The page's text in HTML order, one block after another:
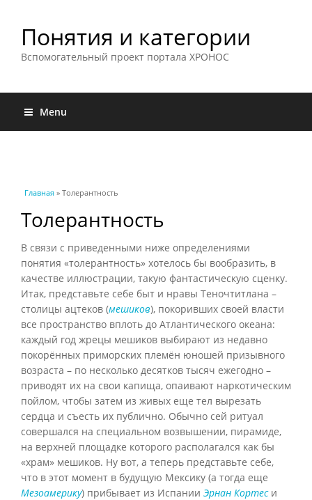
Понятия и категории
Вспомогательный проект портала ХРОНОС
Menu
Вы здесь
Главная » Толерантность
Толерантность
В связи с приведенными ниже определениями
понятия «толерантность» хотелось бы вообразить, в
качестве иллюстрации, такую фантастическую сценку.
Итак, представьте себе быт и нравы Теночтитлана –
столицы ацтеков (мешиков), покоривших своей власти
все пространство вплоть до Атлантического океана:
каждый год жрецы мешиков выбирают из недавно
покорённых приморских племён юношей призывного
возраста – по несколько десятков тысяч ежегодно –
приводят их на свои капища, опаивают наркотическим
пойлом, чтобы затем из живых еще тел вырезать
сердца и съесть их публично. Обычно сей ритуал
совершался на специальном возвышении, пирамиде,
на верхней площадке которого располагался как бы
«храм» мешиков. Ну вот, а теперь представьте себе,
что в этот момент в будущую Мексику (а тогда еще
Мезоамерику) прибывает из Испании Эрнан Кортеси